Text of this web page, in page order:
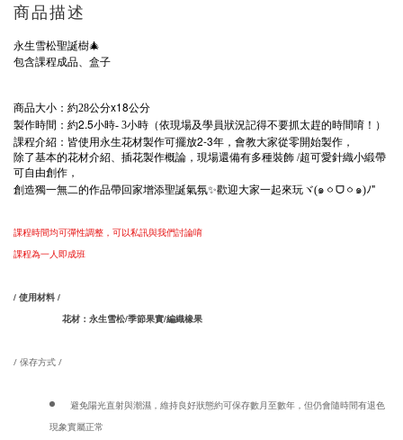
商品描述
永生雪松聖誕樹🎄
包含課程成品、盒子
商品大小：約28公分x18公分
製作時間：約2.5小時- 3小時（依現場及學員狀況記得不要抓太趕的時間唷！）
課程介紹：皆使用永生花材製作可擺放2-3年，會教大家從零開始製作，
除了基本的花材介紹、插花製作概論，現場還備有多種裝飾 /超可愛針織小緞帶
可自由創作，
創造獨一無二的作品帶回家增添聖誕氣氛✨歡迎大家一起來玩ヾ(๑ ㆁ ᗜ ㆁ ๑)ﾉ"
課程時間均可彈性調整，可以私訊與我們討論唷
課程為一人即成班
/ 使用材料 /
花材：永生雪松/季節果實/編織橡果
/ 保存方式 /
避免陽光直射與潮濕，維持良好狀態約可保存數月至數年，但仍會隨時間有退色
現象實屬正常